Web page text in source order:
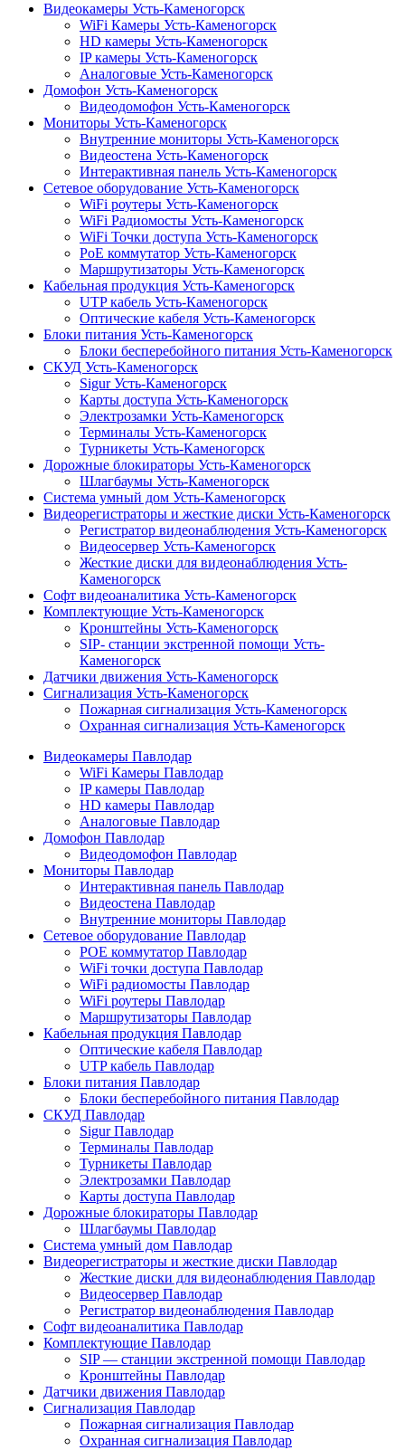
Видеокамеры Усть-Каменогорск
WiFi Камеры Усть-Каменогорск
HD камеры Усть-Каменогорск
IP камеры Усть-Каменогорск
Аналоговые Усть-Каменогорск
Домофон Усть-Каменогорск
Видеодомофон Усть-Каменогорск
Мониторы Усть-Каменогорск
Внутренние мониторы Усть-Каменогорск
Видеостена Усть-Каменогорск
Интерактивная панель Усть-Каменогорск
Сетевое оборудование Усть-Каменогорск
WiFi роутеры Усть-Каменогорск
WiFi Радиомосты Усть-Каменогорск
WiFi Точки доступа Усть-Каменогорск
PoE коммутатор Усть-Каменогорск
Маршрутизаторы Усть-Каменогорск
Кабельная продукция Усть-Каменогорск
UTP кабель Усть-Каменогорск
Оптические кабеля Усть-Каменогорск
Блоки питания Усть-Каменогорск
Блоки бесперебойного питания Усть-Каменогорск
СКУД Усть-Каменогорск
Sigur Усть-Каменогорск
Карты доступа Усть-Каменогорск
Электрозамки Усть-Каменогорск
Терминалы Усть-Каменогорск
Турникеты Усть-Каменогорск
Дорожные блокираторы Усть-Каменогорск
Шлагбаумы Усть-Каменогорск
Система умный дом Усть-Каменогорск
Видеорегистраторы и жесткие диски Усть-Каменогорск
Регистратор видеонаблюдения Усть-Каменогорск
Видеосервер Усть-Каменогорск
Жесткие диски для видеонаблюдения Усть-
Каменогорск
Софт видеоаналитика Усть-Каменогорск
Комплектующие Усть-Каменогорск
Кронштейны Усть-Каменогорск
SIP- станции экстренной помощи Усть-
Каменогорск
Датчики движения Усть-Каменогорск
Сигнализация Усть-Каменогорск
Пожарная сигнализация Усть-Каменогорск
Охранная сигнализация Усть-Каменогорск
Видеокамеры Павлодар
WiFi Камеры Павлодар
IP камеры Павлодар
HD камеры Павлодар
Аналоговые Павлодар
Домофон Павлодар
Видеодомофон Павлодар
Мониторы Павлодар
Интерактивная панель Павлодар
Видеостена Павлодар
Внутренние мониторы Павлодар
Сетевое оборудование Павлодар
POE коммутатор Павлодар
WiFi точки доступа Павлодар
WiFi радиомосты Павлодар
WiFi роутеры Павлодар
Маршрутизаторы Павлодар
Кабельная продукция Павлодар
Оптические кабеля Павлодар
UTP кабель Павлодар
Блоки питания Павлодар
Блоки бесперебойного питания Павлодар
СКУД Павлодар
Sigur Павлодар
Терминалы Павлодар
Турникеты Павлодар
Электрозамки Павлодар
Карты доступа Павлодар
Дорожные блокираторы Павлодар
Шлагбаумы Павлодар
Система умный дом Павлодар
Видеорегистраторы и жесткие диски Павлодар
Жесткие диски для видеонаблюдения Павлодар
Видеосервер Павлодар
Регистратор видеонаблюдения Павлодар
Софт видеоаналитика Павлодар
Комплектующие Павлодар
SIP — станции экстренной помощи Павлодар
Кронштейны Павлодар
Датчики движения Павлодар
Сигнализация Павлодар
Пожарная сигнализация Павлодар
Охранная сигнализация Павлодар